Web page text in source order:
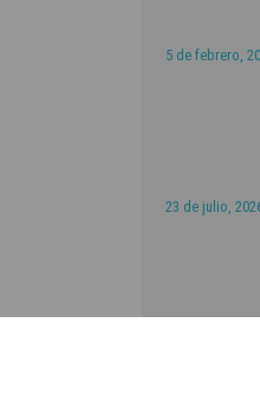
5 de febrero,
23 de julio,